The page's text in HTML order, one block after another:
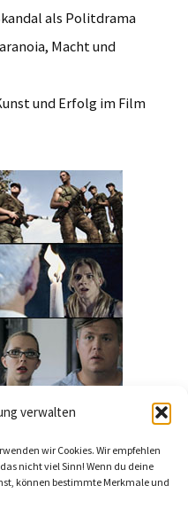
verwalten
wir Cookies. Wir empfehlen
nicht viel Sinn! Wenn du deine
können bestimmte Merkmale und
als Politdrama
Macht und
und Erfolg im Film